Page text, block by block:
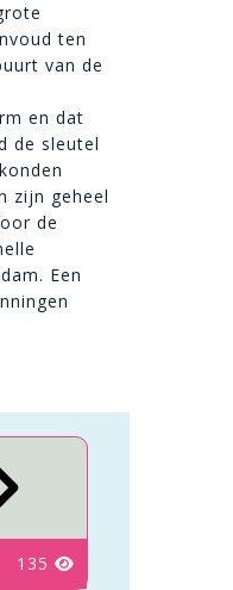
ten
van de
en dat
de sleutel
zijn geheel
de
Een
135